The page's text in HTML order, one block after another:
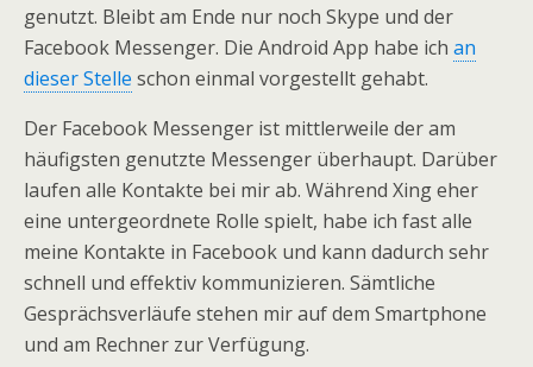
genutzt. Bleibt am Ende nur noch Skype und der
Facebook Messenger. Die Android App habe ich an
dieser Stelle schon einmal vorgestellt gehabt.
Der Facebook Messenger ist mittlerweile der am
häufigsten genutzte Messenger überhaupt. Darüber
laufen alle Kontakte bei mir ab. Während Xing eher
eine untergeordnete Rolle spielt, habe ich fast alle
meine Kontakte in Facebook und kann dadurch sehr
schnell und effektiv kommunizieren. Sämtliche
Gesprächsverläufe stehen mir auf dem Smartphone
und am Rechner zur Verfügung.